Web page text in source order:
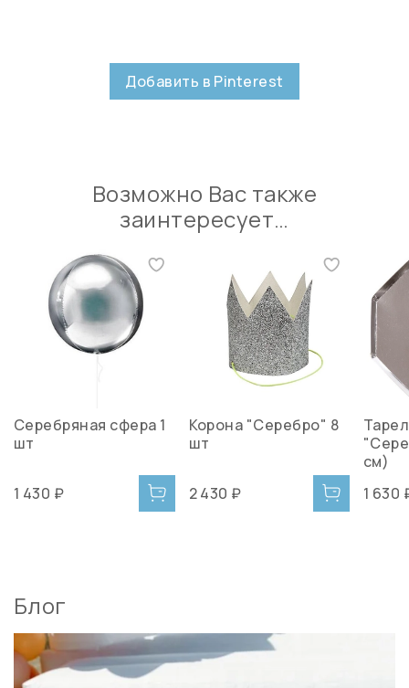
Добавить в Pinterest
Возможно Вас также
заинтересует…
Серебряная сфера 1
шт
1 430 ₽
Корона "Серебро" 8
шт
2 430 ₽
см)
1 630
Блог